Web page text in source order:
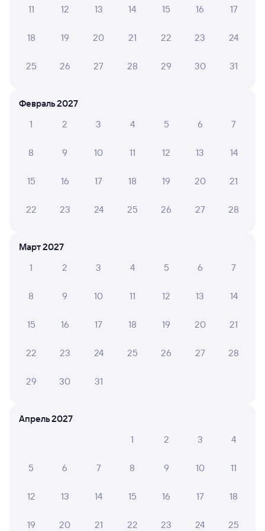
Способы оплаты
Правила работы сервиса
Вокзал Иркутск Сортировочный
11 12 13 14 15 16 17
18 19 20 21 22 23 24
25 26 27 28 29 30 31
Февраль 2027
1
2 3 4 5 6 7
8 9 10 11 12 13 14
15 16 17 18 19 20 21
22 23 24 25 26 27 28
Март 2027
1
2 3 4 5 6 7
8 9 10 11 12 13 14
15 16 17 18 19 20 21
22 23 24 25 26 27 28
29 30 31
Апрель 2027
1
2 3 4
5 6 7 8 9 10 11
12 13 14 15 16 17 18
19 20 21 22 23 24 25